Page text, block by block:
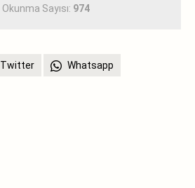
Okunma Sayısı: 974
Twitter Whatsapp